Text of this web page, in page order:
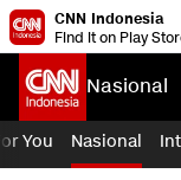
CNN Indonesia
Find it on Play
Nasional
You Nasional